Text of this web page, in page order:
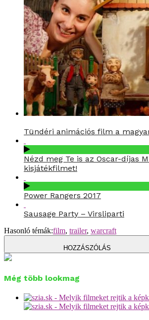
Tündéri animációs film a
Nézd meg Te is az Oscar-díjas
kisjátékfilmet!
Power Rangers 2017
Sausage Party – Virsliparti
Hasonló témák:film, trailer, warcraft
HOZZÁSZÓLÁS
Még több lookmag